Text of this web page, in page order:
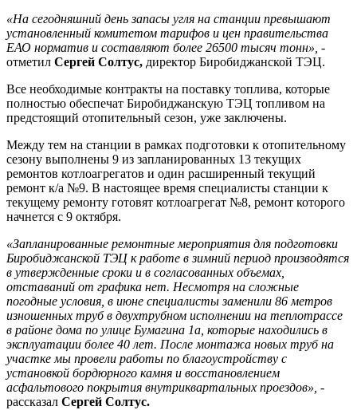
«На сегодняшний день запасы угля на станции превышают
установленный комитетом тарифов и цен правительства
ЕАО норматив и составляют более 26500 тысяч тонн», -
отметил Сергей Солтус, директор Биробиджанской ТЭЦ.
Все необходимые контракты на поставку топлива, которые
полностью обеспечат Биробиджанскую ТЭЦ топливом на
предстоящий отопительный сезон, уже заключены.
Между тем на станции в рамках подготовки к отопительному
сезону выполнены 9 из запланированных 13 текущих
ремонтов котлоагрегатов и один расширенный текущий
ремонт к/а №9. В настоящее время специалисты станции к
текущему ремонту готовят котлоагрегат №8, ремонт которого
начнется с 9 октября.
«Запланированные ремонтные мероприятия для подготовки
Биробиджанской ТЭЦ к работе в зимний период производятся
в утвержденные сроки и в согласованных объемах,
отставаний от графика нет. Несмотря на сложные
погодные условия, в июне специалисты заменили 86 метров
изношенных труб в двухтрубном исполнении на теплотрассе
в районе дома по улице Бумагина 1а, которые находились в
эксплуатации более 40 лет. После монтажа новых труб на
участке мы провели работы по благоустройству с
установкой бордюрного камня и восстановлением
асфальтового покрытия внутриквартальных проездов», -
рассказал Сергей Солтус.